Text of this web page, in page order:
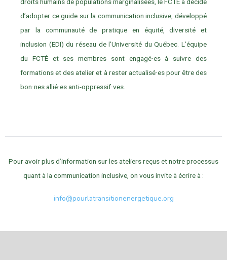
droits humains de populations marginalisées, le FCTÉ a décidé
d’adopter ce guide sur la communication inclusive, développé
par la communauté de pratique en équité, diversité et
inclusion (EDI) du réseau de l’Université du Québec. L’équipe
du FCTÉ et ses membres sont engagé·es à suivre des
formations et des atelier et à rester actualisé·es pour être des
bon·nes allié·es anti-oppressif·ves.
Pour avoir plus d’information sur les ateliers reçus et notre processus
quant à la communication inclusive, on vous invite à écrire à :
info@pourlatransitionenergetique.org